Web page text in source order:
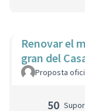
Renovar el
gran del
Proposta
50